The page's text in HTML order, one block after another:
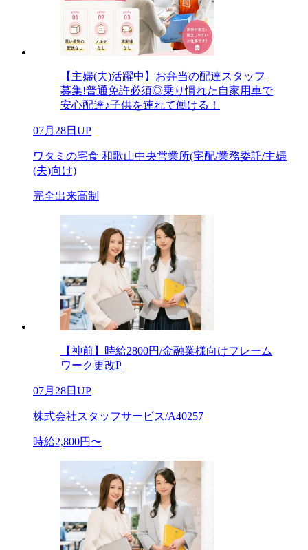
【主婦(夫)活躍中】お弁当の配達スタッフ
募集!普通免許必須◎乗り慣れた自家用車で
安心配達♪子供を連れて働ける！
07月28日UP
ワタミの宅食 和歌山中央営業所(宅配/業務委託/主婦
(夫)向け)
完全出来高制
【神前】時給2800円/金融業様向けフレーム
ワーク更改P
07月28日UP
株式会社スタッフサービス/A40257
時給2,800円〜